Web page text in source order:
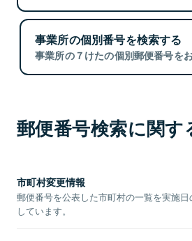
事業所の個別番号を検索する
事業所の７けたの個別郵便番号を
郵便番号検索に関す
市町村変更情報
郵便番号を公表した市町村の一覧を実施
しています。